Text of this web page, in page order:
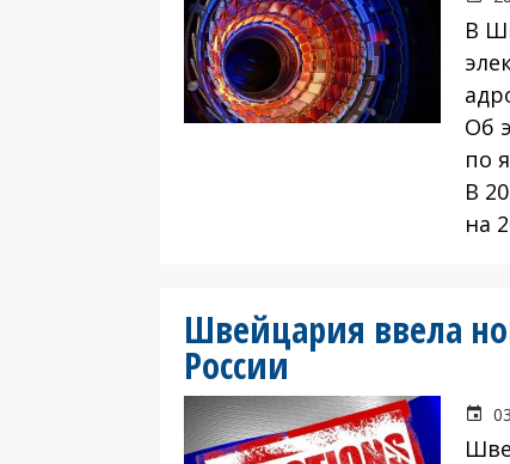
В
Об
по
В
на
Швейцария ввела
России